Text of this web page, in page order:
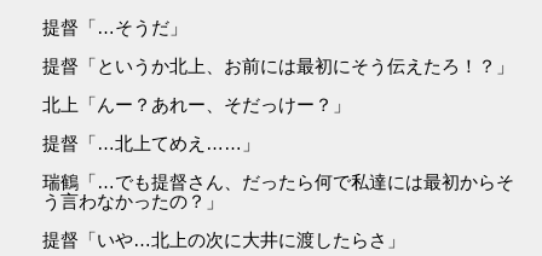
提督「…そうだ」
提督「というか北上、お前には最初にそう伝えたろ！？」
北上「んー？あれー、そだっけー？」
提督「…北上てめえ……」
瑞鶴「…でも提督さん、だったら何で私達には最初からそ
う言わなかったの？」
提督「いや…北上の次に大井に渡したらさ」